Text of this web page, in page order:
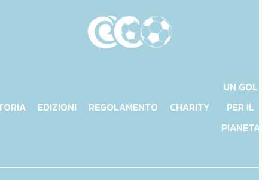
EDIZIONI REGOLAMENTO CHARITY
UN GOL
PER IL
PIANETA